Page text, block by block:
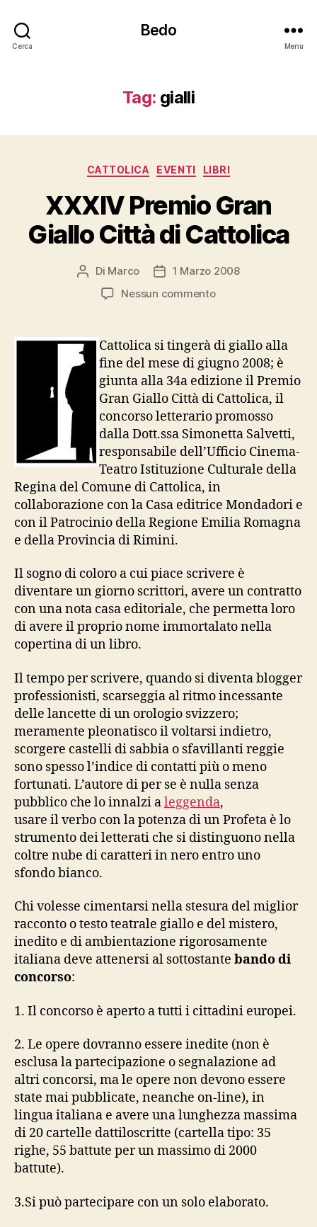
Cerca
Bedo
Menu
Tag: gialli
Categorie
CATTOLICA EVENTI LIBRI
XXXIV Premio Gran
Giallo Città di Cattolica
Autore
articolo
Di Marco
Data1 Marzo 2008
Nessun commentosu
Gran
Giallo
Città
di
Cattolica
Cattolica si tingerà di giallo alla
fine del mese di giugno 2008; è
giunta alla 34a edizione il Premio
Gran Giallo Città di Cattolica, il
concorso letterario promosso
dalla Dott.ssa Simonetta Salvetti,
responsabile dell’Ufficio Cinema-
Teatro Istituzione Culturale della
Regina del Comune di Cattolica, in
collaborazione con la Casa editrice Mondadori e
con il Patrocinio della Regione Emilia Romagna
e della Provincia di Rimini.
Il sogno di coloro a cui piace scrivere è
diventare un giorno scrittori, avere un contratto
con una nota casa editoriale, che permetta loro
di avere il proprio nome immortalato nella
copertina di un libro.
Il tempo per scrivere, quando si diventa blogger
professionisti, scarseggia al ritmo incessante
delle lancette di un orologio svizzero;
meramente pleonatisco il voltarsi indietro,
scorgere castelli di sabbia o sfavillanti reggie
sono spesso l’indice di contatti più o meno
fortunati. L’autore di per se è nulla senza
pubblico che lo innalzi aleggenda,
usare il verbo con la potenza di un Profeta è lo
strumento dei letterati che si distinguono nella
coltre nube di caratteri in nero entro uno
sfondo bianco.
Chi volesse cimentarsi nella stesura del miglior
racconto o testo teatrale giallo e del mistero,
inedito e di ambientazione rigorosamente
italiana deve attenersi al sottostante bando di
concorso:
1. Il concorso è aperto a tutti i cittadini europei.
2. Le opere dovranno essere inedite (non è
esclusa la partecipazione o segnalazione ad
altri concorsi, ma le opere non devono essere
state mai pubblicate, neanche on-line), in
lingua italiana e avere una lunghezza massima
di 20 cartelle dattiloscritte (cartella tipo: 35
righe, 55 battute per un massimo di 2000
battute).
3.Si può partecipare con un solo elaborato.